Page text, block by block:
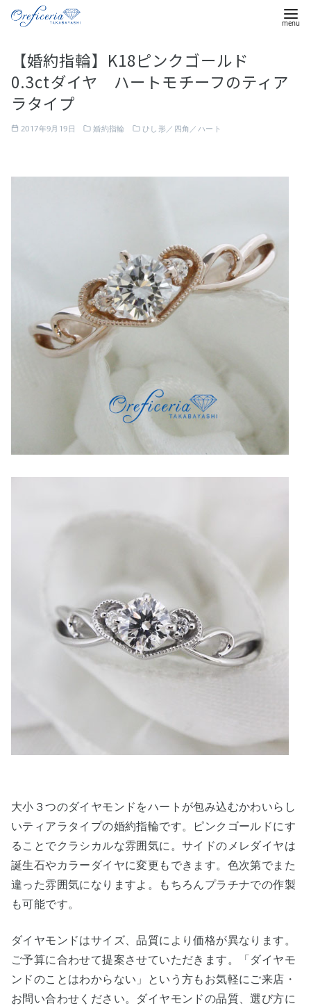
【婚約指輪】K18ピンクゴールド
0.3ctダイヤ ハートモチーフのティア
ラタイプ
2017年9月19日 婚約指輪 ひし形／四角／ハート
大小３つのダイヤモンドをハートが包み込むかわいらし
いティアラタイプの婚約指輪です。ピンクゴールドにす
ることでクラシカルな雰囲気に。サイドのメレダイヤは
誕生石やカラーダイヤに変更もできます。色次第でまた
違った雰囲気になりますよ。もちろんプラチナでの作製
も可能です。
ダイヤモンドはサイズ、品質により価格が異なります。
ご予算に合わせて提案させていただきます。「ダイヤモ
ンドのことはわからない」という方もお気軽にご来店・
お問い合わせください。ダイヤモンドの品質、選び方に